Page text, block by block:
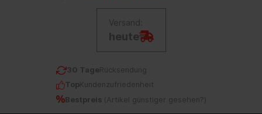
Versand:
heute
30 TageRücksendung
TopKundenzufriedenheit
Bestpreis ( Artikel günstiger gesehen? )